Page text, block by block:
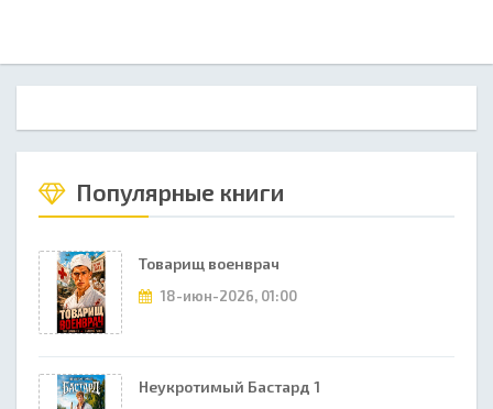
Популярные книги
Товарищ военврач
18-июн-2026, 01:00
Неукротимый Бастард 1